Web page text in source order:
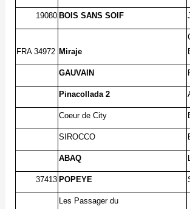
19080 BOIS SANS SOIF
FRA 34972 Miraje
GAUVAIN
Pinacollada 2
Coeur de City
SIROCCO
ABAQ
37413 POPEYE
Les Passager du